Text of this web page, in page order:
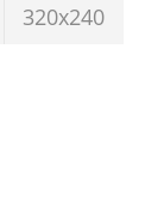
320x240